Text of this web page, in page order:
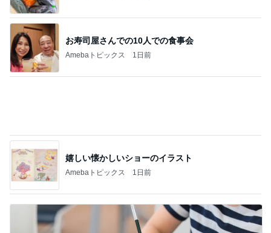
嬉しい懐かしいショーのイラスト
Amebaトピックス 1日前
息子の受験のための映画鑑賞習慣